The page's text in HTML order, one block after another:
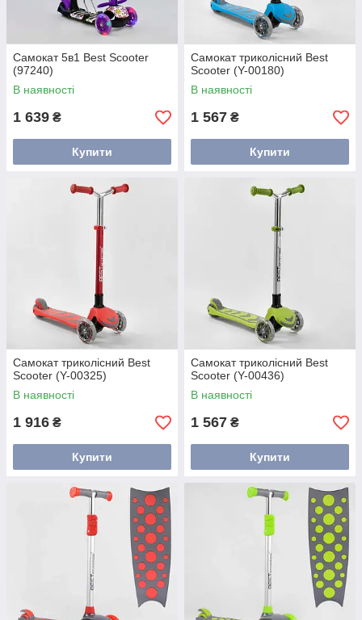
Самокат 5в1 Best Scooter
(97240)
В наявності
1 639 ₴
Купити
Самокат триколісний Best
Scooter (Y-00180)
В наявності
1 567 ₴
Купити
Самокат триколісний Best
Scooter (Y-00325)
В наявності
1 916 ₴
Купити
Самокат триколісний Best
Scooter (Y-00436)
В наявності
1 567 ₴
Купити